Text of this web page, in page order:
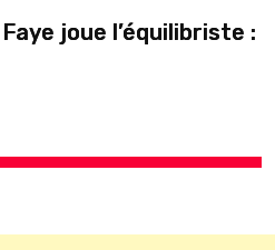
joue l’équilibriste :